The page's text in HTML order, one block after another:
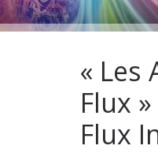
« Les
Flux
Flux